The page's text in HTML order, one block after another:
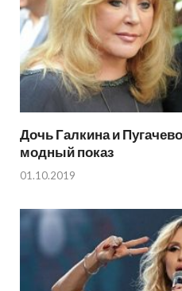
Дочь Галкина и
модный показ
01.10.2019